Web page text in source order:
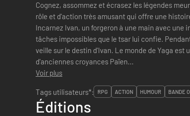
Cognez, assommez et écrasez les légendes
rôle et d'action très amusant qui offre une
Incarnez Ivan, un forgeron à une main avec
tâches impossibles que le tsar lui confie.
veille sur le destin d'Ivan. Le monde de Yaga est un monde exorbitant de folklore slave et
d'anciennes croyances Païen...
Voir plus
Tags utilisateurs*:
RPG ACTION HUMOUR BANDE
Éditions